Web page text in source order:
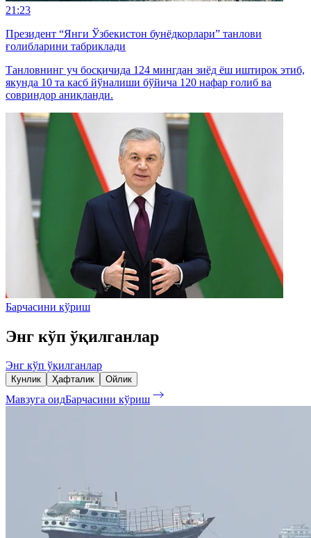
21:23
Президент “Янги Ўзбекистон бунёдкорлари” танлови
ғолибларини табриклади
Танловнинг уч босқичида 124 мингдан зиёд ёш иштирок этиб,
якунда 10 та касб йўналиши бўйича 120 нафар ғолиб ва
совриндор аниқланди.
Барчасини кўриш
Энг кўп ўқилганлар
Энг кўп ўқилганлар
Кунлик Ҳафталик Ойлик
Мавзуга оидБарчасини кўриш